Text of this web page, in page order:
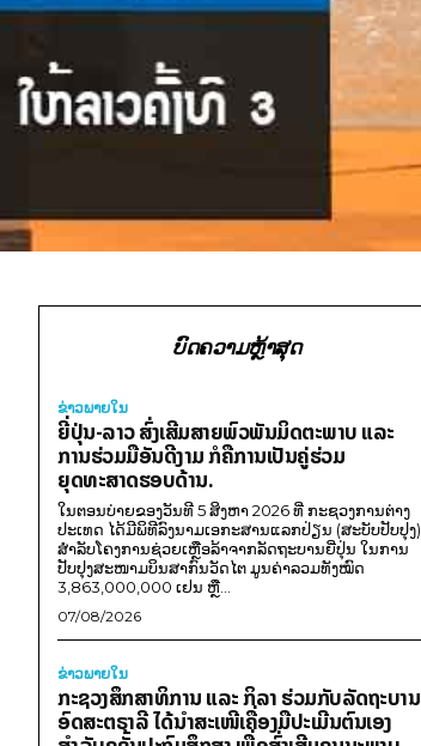
ບົດຄວາມຫຼ້າສຸດ
ຂ່າວພາຍ​ໃນ
ຍີ່ປຸ່ນ-ລາວ ສົ່ງເສີມສາຍພົວພັນມິດຕະພາບ ແລະ
ການຮ່ວມມືອັນດີງາມ ກໍຄືການເປັນຄູ່ຮ່ວມ
ຍຸດທະສາດຮອບດ້ານ.
ໃນຕອນບ່າຍຂອງວັນທີ 5 ສິງຫາ 2026 ທີ່ ກະຊວງການຕ່າງ
ປະເທດ ໄດ້ມີພິທີລົງນາມເອກະສານແລກປ່ຽນ (ສະບັບປັບປຸງ)
ສໍາລັບໂຄງການຊ່ວຍເຫຼືອລ້າຈາກລັດຖະບານຍີ່ປຸ່ນ ໃນການ
ປັບປຸງສະໜາມບິນສາກົນວັດໄຕ ມູນຄ່າລວມທັງໝົດ
3,863,000,000 ເຢນ ຫຼື...
07/08/2026
ຂ່າວພາຍ​ໃນ
ກະຊວງສຶກສາທິການ ແລະ ກິລາ ຮ່ວມກັບລັດຖະບານ
ອົດສະຕຣາລີ ໄດ້ນຳສະເໜີເຄື່ອງມືປະເມີນຕົນເອງ